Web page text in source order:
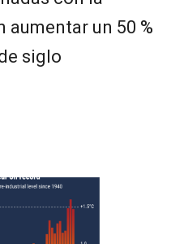
un 50 %
siglo